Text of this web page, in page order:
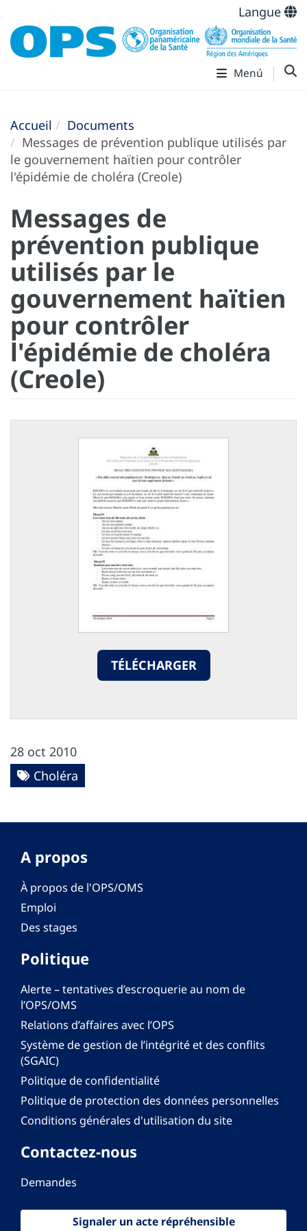
Langue
Menú
Accueil
Documents
Messages de prévention publique utilisés par
le gouvernement haïtien pour contrôler
l'épidémie de choléra (Creole)
Messages de
prévention publique
utilisés par le
gouvernement haïtien
pour contrôler
l'épidémie de choléra
(Creole)
TÉLÉCHARGER
28 oct 2010
Choléra
A propos
À propos de l'OPS/OMS
Emploi
Des stages
Politique
Alerte – tentatives d’escroquerie au nom de
l’OPS/OMS
Relations d’affaires avec l’OPS
Système de gestion de l’intégrité et des conflits
(SGAIC)
Politique de confidentialité
Politique de protection des données personnelles
Conditions générales d'utilisation du site
Contactez-nous
Demandes
Signaler un acte répréhensible